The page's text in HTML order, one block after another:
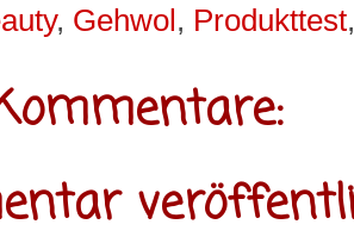
, Gehwol, Produkttest